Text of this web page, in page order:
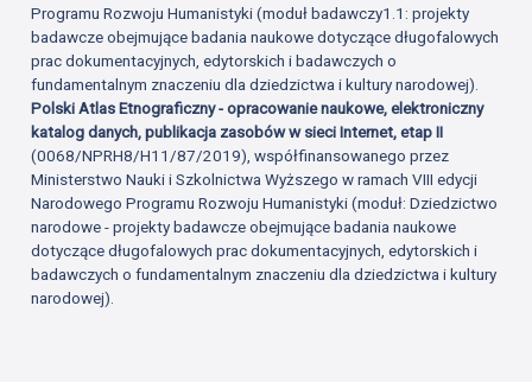
Programu Rozwoju Humanistyki (moduł badawczy1.1: projekty
badawcze obejmujące badania naukowe dotyczące długofalowych
prac dokumentacyjnych, edytorskich i badawczych o
fundamentalnym znaczeniu dla dziedzictwa i kultury narodowej).
Polski Atlas Etnograficzny - opracowanie naukowe, elektroniczny
katalog danych, publikacja zasobów w sieci Internet, etap II
(0068/NPRH8/H11/87/2019), współfinansowanego przez
Ministerstwo Nauki i Szkolnictwa Wyższego w ramach VIII edycji
Narodowego Programu Rozwoju Humanistyki (moduł: Dziedzictwo
narodowe - projekty badawcze obejmujące badania naukowe
dotyczące długofalowych prac dokumentacyjnych, edytorskich i
badawczych o fundamentalnym znaczeniu dla dziedzictwa i kultury
narodowej).